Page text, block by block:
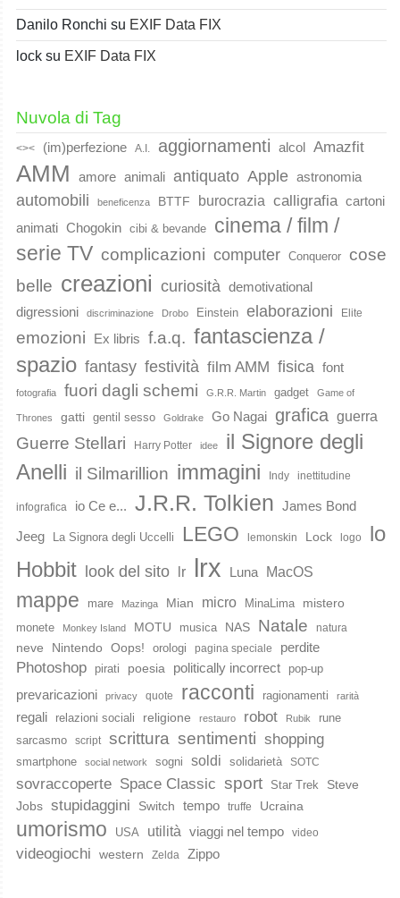
Danilo Ronchi su EXIF Data FIX
lock su EXIF Data FIX
Nuvola di Tag
<>< (im)perfezione A.I. aggiornamenti alcol Amazfit
AMM amore animali antiquato Apple astronomia
automobili beneficenza BTTF burocrazia calligrafia cartoni
animati Chogokin cibi & bevande
cinema / film /
serie TV complicazioni computer Conqueror
cose
belle creazioni curiosità demotivational
digressioni
discriminazione Drobo Einstein elaborazioni Elite
emozioni Ex libris f.a.q. fantascienza /
spazio fantasy festività film AMM fisica font
fotografia fuori dagli schemi G.R.R. Martin gadget Game of
Thrones gatti gentil sesso Goldrake Go Nagai grafica guerra
Guerre Stellari Harry Potter idee
il Signore degli
Anelli il Silmarillion immagini Indy inettitudine
infografica io Ce e... J.R.R. Tolkien James Bond
Jeeg La Signora degli Uccelli LEGO lemonskin Lock logo
lo
Hobbit
look del sito lr lrx Luna MacOS
mappe mare Mazinga Mian micro MinaLima mistero
monete Monkey Island MOTU musica NAS Natale natura
neve Nintendo Oops! orologi pagina speciale perdite
Photoshop pirati poesia politically incorrect pop-up
prevaricazioni privacy quote racconti ragionamenti rarità
regali relazioni sociali religione restauro robot Rubik
rune
sarcasmo
script scrittura sentimenti shopping
smartphone social network sogni soldi solidarietà SOTC
sovraccoperte Space Classic sport Star Trek
Steve
Jobs stupidaggini Switch tempo truffe Ucraina
umorismo USA utilità viaggi nel tempo video
videogiochi western Zelda Zippo